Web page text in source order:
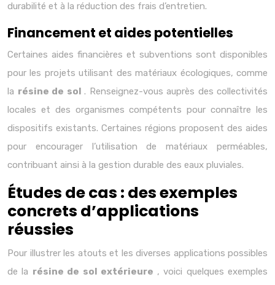
durabilité et à la réduction des frais d’entretien.
Financement et aides potentielles
Certaines aides financières et subventions sont disponibles
pour les projets utilisant des matériaux écologiques, comme
la résine de sol . Renseignez-vous auprès des collectivités
locales et des organismes compétents pour connaître les
dispositifs existants. Certaines régions proposent des aides
pour encourager l’utilisation de matériaux perméables,
contribuant ainsi à la gestion durable des eaux pluviales.
Études de cas : des exemples
concrets d’applications
réussies
Pour illustrer les atouts et les diverses applications possibles
de la résine de sol extérieure , voici quelques exemples